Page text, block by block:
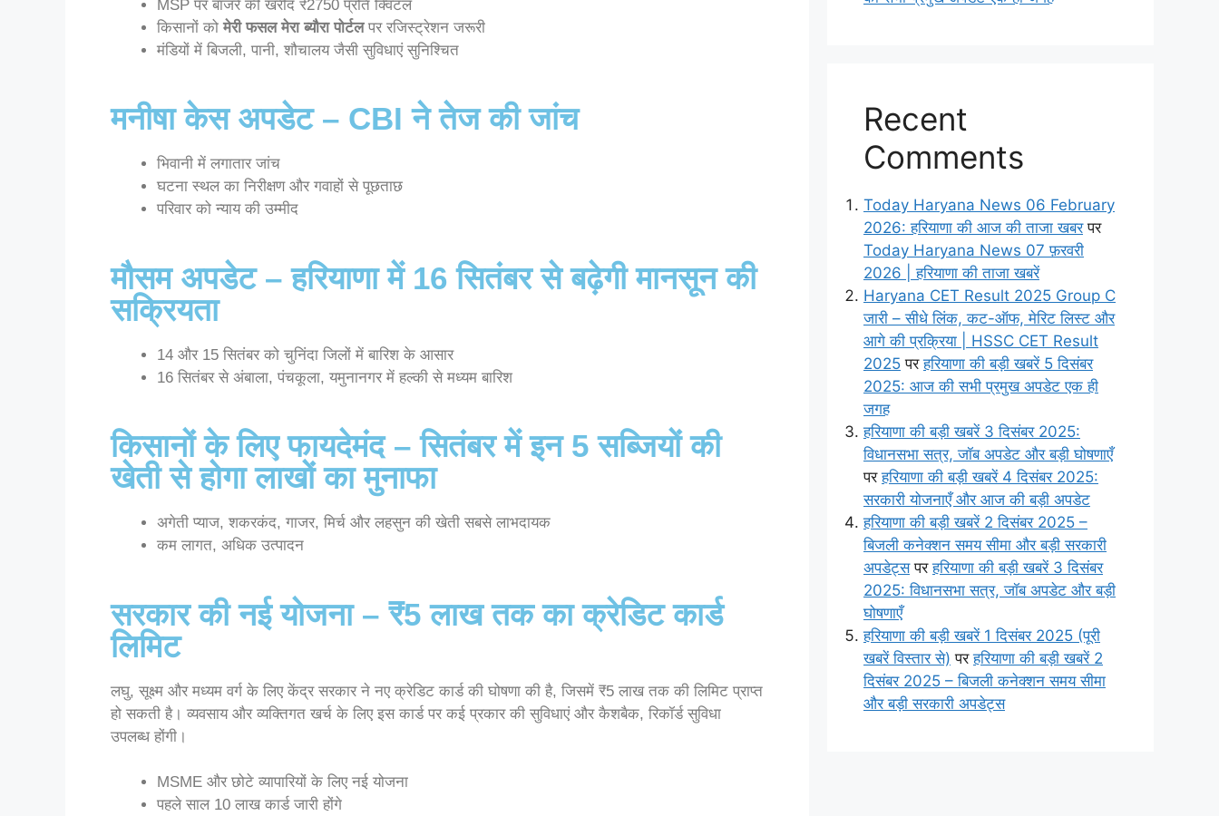
MSP पर बाजरे की खरीद ₹2750 प्रति क्विंटल
किसानों को मेरी फसल मेरा ब्यौरा पोर्टलपर रजिस्ट्रेशन जरूरी
मंडियों में बिजली, पानी, शौचालय जैसी सुविधाएं सुनिश्चित
मनीषा केस अपडेट – CBI ने तेज की जांच
भिवानी में लगातार जांच
घटना स्थल का निरीक्षण और गवाहों से पूछताछ
परिवार को न्याय की उम्मीद
मौसम अपडेट – हरियाणा में 16 सितंबर से बढ़ेगी मानसून की
सक्रियता
14 और 15 सितंबर को चुनिंदा जिलों में बारिश के आसार
16 सितंबर से अंबाला, पंचकूला, यमुनानगर में हल्की से मध्यम बारिश
किसानों के लिए फायदेमंद – सितंबर में इन 5 सब्जियों की
खेती से होगा लाखों का मुनाफा
अगेती प्याज, शकरकंद, गाजर, मिर्च और लहसुन की खेती सबसे लाभदायक
कम लागत, अधिक उत्पादन
सरकार की नई योजना – ₹5 लाख तक का क्रेडिट कार्ड
लिमिट
लघु, सूक्ष्म और मध्यम वर्ग के लिए केंद्र सरकार ने नए क्रेडिट कार्ड की घोषणा की है, जिसमें ₹5 लाख तक की लिमिट प्राप्त
हो सकती है। व्यवसाय और व्यक्तिगत खर्च के लिए इस कार्ड पर कई प्रकार की सुविधाएं और कैशबैक, रिकॉर्ड सुविधा
उपलब्ध होंगी।
MSME और छोटे व्यापारियों के लिए नई योजना
पहले साल 10 लाख कार्ड जारी होंगे
Recent
Comments
Today Haryana News 06 February
2026: हरियाणा की आज की ताजा खबरपर
Today Haryana News 07 फ़रवरी
2026 | हरियाणा की ताजा खबरें
Haryana CET Result 2025 Group C
जारी – सीधे लिंक, कट-ऑफ, मेरिट लिस्ट और
आगे की प्रक्रिया | HSSC CET Result
2025 परहरियाणा की बड़ी खबरें 5 दिसंबर
2025: आज की सभी प्रमुख अपडेट एक ही
जगह
हरियाणा की बड़ी खबरें 3 दिसंबर 2025:
विधानसभा सत्र, जॉब अपडेट और बड़ी घोषणाएँ
परहरियाणा की बड़ी खबरें 4 दिसंबर 2025:
सरकारी योजनाएँ और आज की बड़ी अपडेट
हरियाणा की बड़ी खबरें 2 दिसंबर 2025 –
बिजली कनेक्शन समय सीमा और बड़ी सरकारी
अपडेट्सपरहरियाणा की बड़ी खबरें 3 दिसंबर
2025: विधानसभा सत्र, जॉब अपडेट और बड़ी
घोषणाएँ
हरियाणा की बड़ी खबरें 1 दिसंबर 2025 (पूरी
खबरें विस्तार से) परहरियाणा की बड़ी खबरें 2
दिसंबर 2025 – बिजली कनेक्शन समय सीमा
और बड़ी सरकारी अपडेट्स